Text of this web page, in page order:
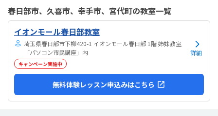
れたよです。親切に接して下さっているのが伝わります特にありませ
ん特にありません
春日部市、久喜市、幸手市、宮代町の教室一覧
イオンモール春日部教室
埼玉県春日部市下柳420-1 イオンモール春日部 1階 姉妹教室
「パソコン市民講座」内
キャンペーン実施中
詳細
無料体験レッスン申込みはこちら